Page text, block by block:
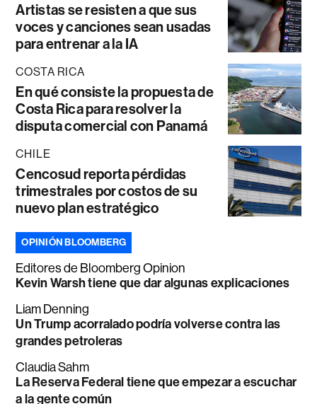
Artistas se resisten a que sus
voces y canciones sean usadas
para entrenar a la IA
COSTA RICA
En qué consiste la propuesta de
Costa Rica para resolver la
disputa comercial con Panamá
CHILE
Cencosud reporta pérdidas
trimestrales por costos de su
nuevo plan estratégico
OPINIÓN BLOOMBERG
Editores de Bloomberg Opinion
Kevin Warsh tiene que dar algunas explicaciones
Liam Denning
Un Trump acorralado podría volverse contra las
grandes petroleras
Claudia Sahm
La Reserva Federal tiene que empezar a escuchar
a la gente común